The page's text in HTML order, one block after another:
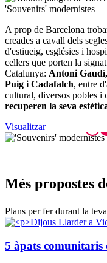
'Souvenirs' modernistes
A prop de Barcelona
creades a cavall dels
d'estiueig, esglésies i
cellers que porten la
Catalunya: Antoni
Puig i Cadafalch, entre
cultural, diversos pobles i
recuperen la seva
Visualitzar
Més propostes
Plans per fer durant la
5 àpats comunitaris